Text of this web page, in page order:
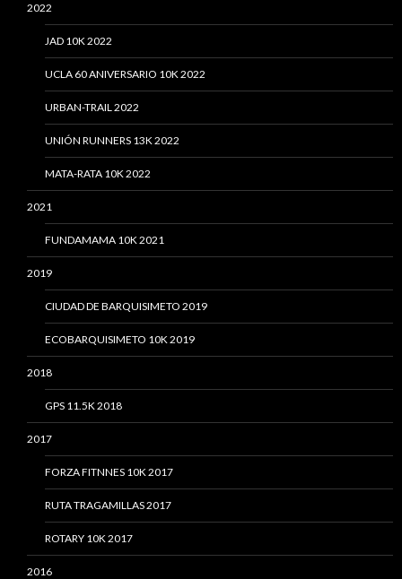
2022
JAD 10K 2022
UCLA 60 ANIVERSARIO 10K 2022
URBAN-TRAIL 2022
UNIÓN RUNNERS 13K 2022
MATA-RATA 10K 2022
2021
FUNDAMAMA 10K 2021
2019
CIUDAD DE BARQUISIMETO 2019
ECOBARQUISIMETO 10K 2019
2018
GPS 11.5K 2018
2017
FORZA FITNNES 10K 2017
RUTA TRAGAMILLAS 2017
ROTARY 10K 2017
2016